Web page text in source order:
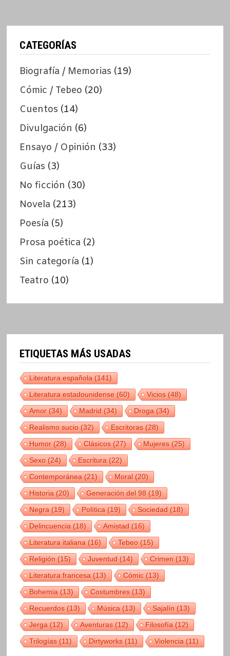
CATEGORÍAS
Biografía / Memorias (19)
Cómic / Tebeo (20)
Cuentos (14)
Divulgación (6)
Ensayo / Opinión (33)
Guías (3)
No ficción (30)
Novela (213)
Poesía (5)
Prosa poética (2)
Sin categoría (1)
Teatro (10)
ETIQUETAS MÁS USADAS
Literatura española(141)
Literatura estadounidense(60) Vicios(48)
Amor(34) Madrid(34) Droga(34)
Realismo sucio(32) Escritoras(28)
Humor(28) Clásicos(27) Mujeres(25)
Sexo(24) Escritura(22)
Contemporánea(21) Moral(20)
Historia(20) Generación del 98(19)
Negra(19) Política(19) Sociedad(18)
Delincuencia(18) Amistad(16)
Literatura italiana(16) Tebeo(15)
Religión(15) Juventud(14) Crimen(13)
Literatura francesa(13) Cómic(13)
Bohemia(13) Costumbres(13)
Recuerdos(13) Música(13) Sajalín(13)
Jerga(12) Aventuras(12) Filosofía(12)
Trilogías(11) Dirtyworks(11) Violencia(11)